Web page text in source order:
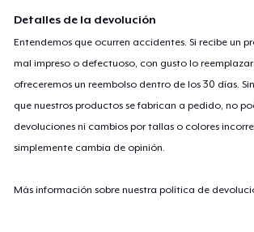
Detalles de la devolución
Entendemos que ocurren accidentes. Si recibe un
mal impreso o defectuoso, con gusto lo
ofreceremos un reembolso dentro de los 30 días.
que nuestros productos se fabrican a pedido, no
devoluciones ni cambios por tallas o colores
simplemente cambia de opinión.
Más información sobre nuestra política de